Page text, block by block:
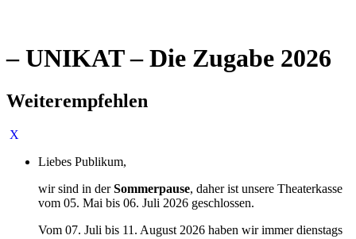
– UNIKAT – Die Zugabe 2026
Weiterempfehlen
Liebes Publikum,
wir sind in derSommerpause, daher ist unsere Theaterkasse
vom 05. Mai bis 06. Juli 2026 geschlossen.
Vom 07. Juli bis 11. August 2026 haben wir immer dienstags